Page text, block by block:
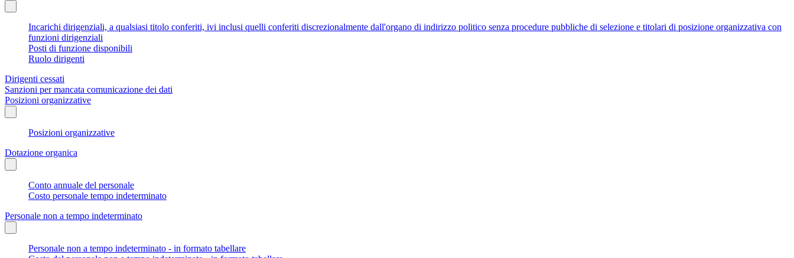
Incarichi dirigenziali, a qualsiasi titolo conferiti, ivi inclusi quelli conferiti discrezionalmente dall'organo di indirizzo politico senza procedure pubbliche di selezione e titolari di posizione organizzativa con
funzioni dirigenziali
Posti di funzione disponibili
Ruolo dirigenti
Dirigenti cessati
Sanzioni per mancata comunicazione dei dati
Posizioni organizzative
Posizioni organizzative
Dotazione organica
Conto annuale del personale
Costo personale tempo indeterminato
Personale non a tempo indeterminato
Personale non a tempo indeterminato - in formato tabellare